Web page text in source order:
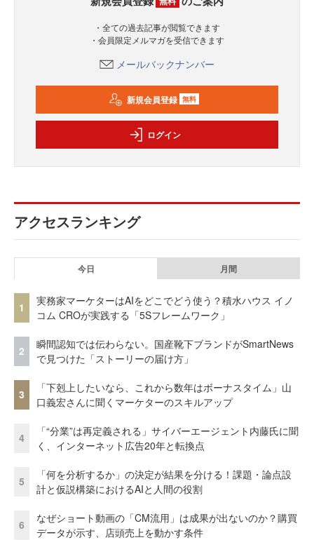
・全ての過去記事が閲覧できます
・会員限定メルマガを受信できます
メールバックナンバー
新規会員登録 無料
ログイン
アクセスランキング
今日 月間
1
実務家マーケターはAIをどこでどう使う？積水ハウス イノ
コム CROが実践する「5Sフレームワーク」
2
瞬間認知では伝わらない。国産靴下ブランドがSmartNews
で見つけた「ストーリーの届け方」
3
「下剋上したいなら、これから数年はボーナスタイム」山
口義宏さんに聞くマーケターのスキルアップ
4
「“分業”は再定義される」サイバーエージェント内藤氏に聞
く、インターネット広告20年と転換点
5
「何を分析するか」の決定が結果を分ける！課題・論点設
計と仮説構築におけるAIと人間の役割
6
なぜショート動画の「CM流用」は成果が出ないのか？購買
データが示す、店頭売上を動かす条件